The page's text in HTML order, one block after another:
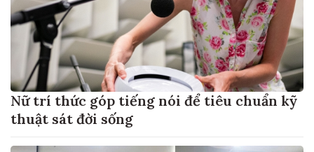
Nữ trí thức góp tiếng nói để tiêu chuẩn kỹ
thuật sát đời sống